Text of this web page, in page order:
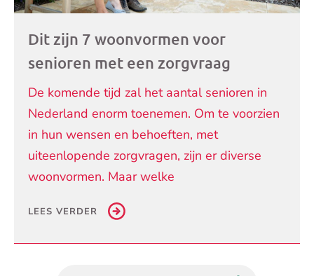
Dit zijn 7 woonvormen voor
senioren met een zorgvraag
De komende tijd zal het aantal senioren in
Nederland enorm toenemen. Om te voorzien
in hun wensen en behoeften, met
uiteenlopende zorgvragen, zijn er diverse
woonvormen. Maar welke
LEES VERDER